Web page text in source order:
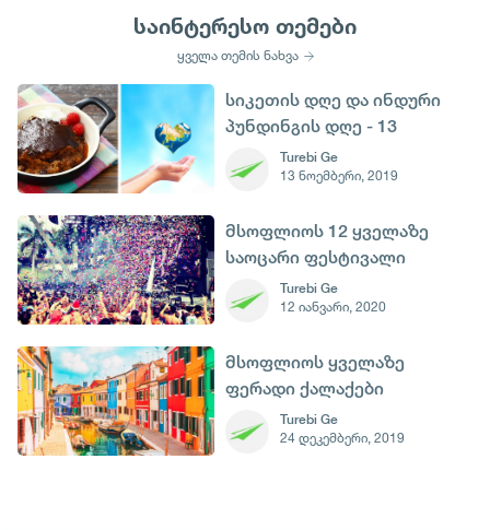
საინტერესო თემები
ყველა თემის ნახვა
სიკეთის დღე და ინდური
პუნდინგის დღე - 13
ნოემბერი
Turebi Ge
13 ნოემბერი, 2019
მსოფლიოს 12 ყველაზე
საოცარი ფესტივალი
თებერვალში
Turebi Ge
12 იანვარი, 2020
მსოფლიოს ყველაზე
ფერადი ქალაქები
Turebi Ge
24 დეკემბერი, 2019